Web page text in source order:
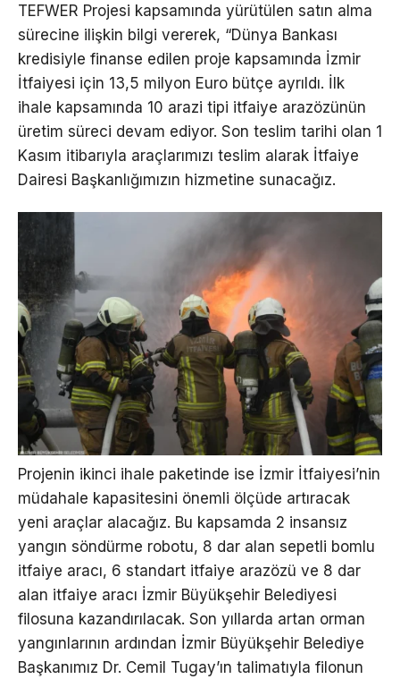
TEFWER Projesi kapsamında yürütülen satın alma
sürecine ilişkin bilgi vererek, “Dünya Bankası
kredisiyle finanse edilen proje kapsamında İzmir
İtfaiyesi için 13,5 milyon Euro bütçe ayrıldı. İlk
ihale kapsamında 10 arazi tipi itfaiye arazözünün
üretim süreci devam ediyor. Son teslim tarihi olan 1
Kasım itibarıyla araçlarımızı teslim alarak İtfaiye
Dairesi Başkanlığımızın hizmetine sunacağız.
Projenin ikinci ihale paketinde ise İzmir İtfaiyesi’nin
müdahale kapasitesini önemli ölçüde artıracak
yeni araçlar alacağız. Bu kapsamda 2 insansız
yangın söndürme robotu, 8 dar alan sepetli bomlu
itfaiye aracı, 6 standart itfaiye arazözü ve 8 dar
alan itfaiye aracı İzmir Büyükşehir Belediyesi
filosuna kazandırılacak. Son yıllarda artan orman
yangınlarının ardından İzmir Büyükşehir Belediye
Başkanımız Dr. Cemil Tugay’ın talimatıyla filonun